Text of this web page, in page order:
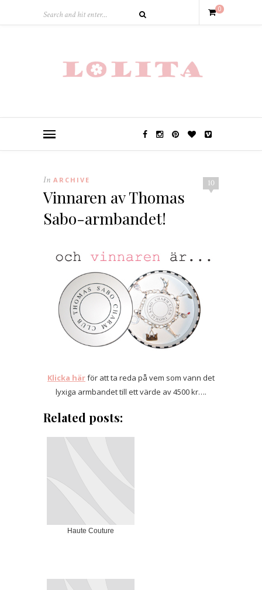
0
10
In ARCHIVE
Vinnaren av Thomas
Sabo-armbandet!
Klicka härför att ta reda på vem som vann det
lyxiga armbandet till ett värde av 4500 kr….
Related posts:
Haute Couture